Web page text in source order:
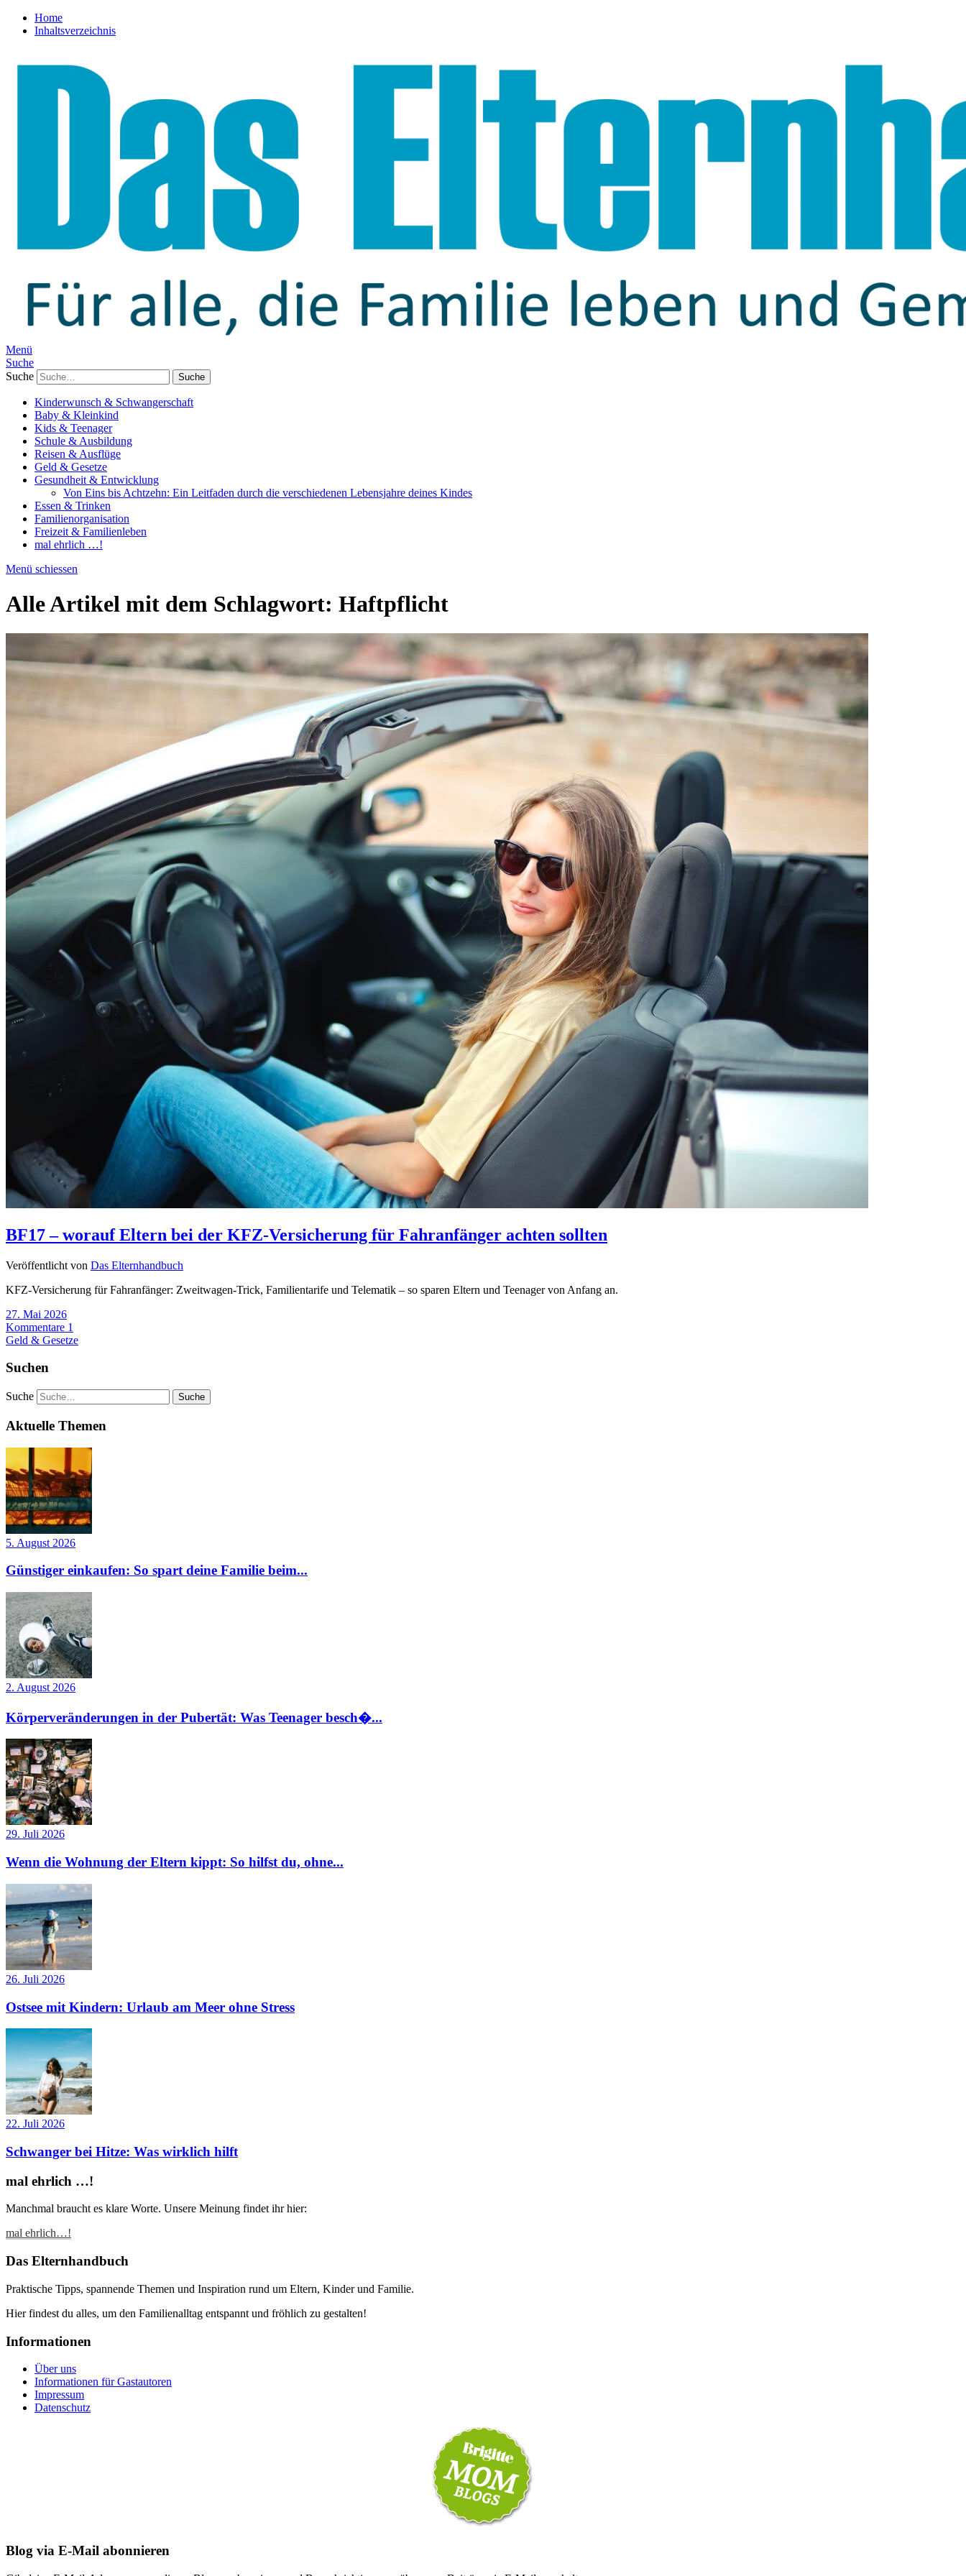
Home
Inhaltsverzeichnis
Menü
Suche
Suche
Kinderwunsch & Schwangerschaft
Baby & Kleinkind
Kids & Teenager
Schule & Ausbildung
Reisen & Ausflüge
Geld & Gesetze
Gesundheit & Entwicklung
Von Eins bis Achtzehn: Ein Leitfaden durch die verschiedenen Lebensjahre deines Kindes
Essen & Trinken
Familienorganisation
Freizeit & Familienleben
mal ehrlich …!
Menü schiessen
Alle Artikel mit dem Schlagwort: Haftpflicht
BF17 – worauf Eltern bei der KFZ-Versicherung für Fahranfänger achten sollten
Veröffentlicht von Das Elternhandbuch
KFZ-Versicherung für Fahranfänger: Zweitwagen-Trick, Familientarife und Telematik – so sparen Eltern und Teenager von Anfang an.
27. Mai 2026
Kommentare 1
Geld & Gesetze
Suchen
Suche
Aktuelle Themen
5. August 2026
Günstiger einkaufen: So spart deine Familie beim...
2. August 2026
Körperveränderungen in der Pubertät: Was Teenager besch�...
29. Juli 2026
Wenn die Wohnung der Eltern kippt: So hilfst du, ohne...
26. Juli 2026
Ostsee mit Kindern: Urlaub am Meer ohne Stress
22. Juli 2026
Schwanger bei Hitze: Was wirklich hilft
mal ehrlich …!
Manchmal braucht es klare Worte. Unsere Meinung findet ihr hier:
mal ehrlich…!
Das Elternhandbuch
Praktische Tipps, spannende Themen und Inspiration rund um Eltern, Kinder und Familie.
Hier findest du alles, um den Familienalltag entspannt und fröhlich zu gestalten!
Informationen
Über uns
Informationen für Gastautoren
Impressum
Datenschutz
Blog via E-Mail abonnieren